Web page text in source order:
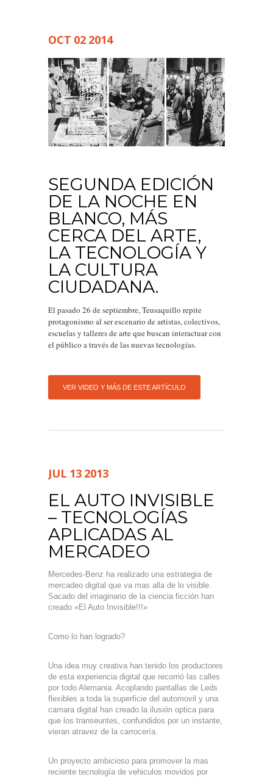
OCT 02 2014
SEGUNDA EDICIÓN
DE LA NOCHE EN
BLANCO, MÁS
CERCA DEL ARTE,
LA TECNOLOGÍA Y
LA CULTURA
CIUDADANA.
El pasado 26 de septiembre, Teusaquillo repite
protagonismo al ser escenario de artistas, colectivos,
escuelas y talleres de arte que buscan interactuar con
el público a través de las nuevas tecnologías.
VER VIDEO Y MÁS DE ESTE ARTÍCULO
JUL 13 2013
EL AUTO INVISIBLE
– TECNOLOGÍAS
APLICADAS AL
MERCADEO
Mercedes-Benz ha realizado una estrategia de
mercadeo digital que va mas alla de lo visible.
Sacado del imaginario de la ciencia ficción han
creado «El Auto Invisible!!!»
Como lo han logrado?
Una idea muy creativa han tenido los productores
de esta experiencia digital que recorrió las calles
por todo Alemania. Acoplando pantallas de Leds
flexibles a toda la superficie del automovil y una
camara digital han creado la ilusión optica para
que los transeuntes, confundidos por un instante,
vieran atravez de la carrocería.
Un proyecto ambicioso para promover la mas
reciente tecnología de vehiculos movidos por